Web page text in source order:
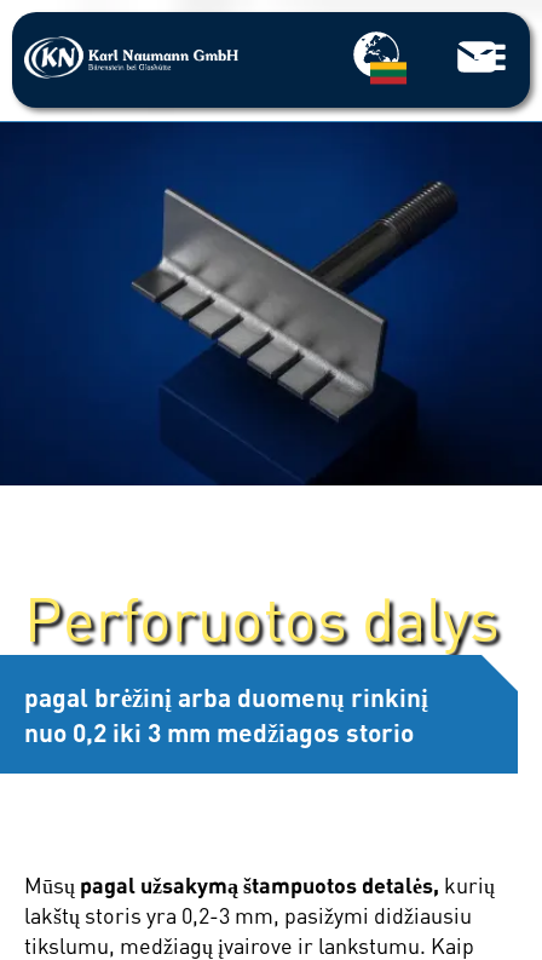
Perforuotos dalys
pagal brėžinį arba duomenų rinkinį
nuo 0,2 iki 3 mm medžiagos storio
Mūsų pagal užsakymą štampuotos detalės, kurių
lakštų storis yra 0,2-3 mm, pasižymi didžiausiu
tikslumu, medžiagų įvairove ir lankstumu. Kaip